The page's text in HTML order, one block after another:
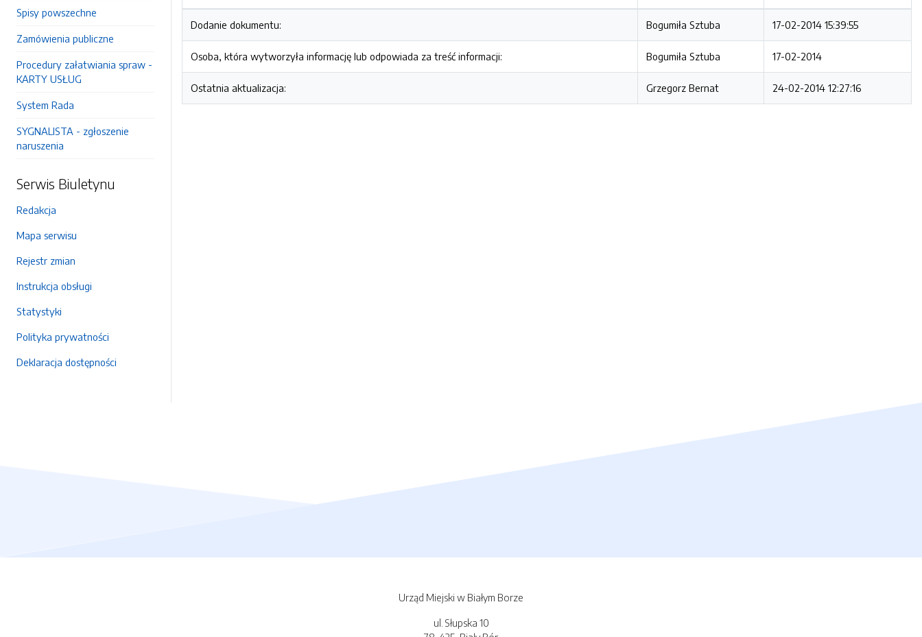
Spisy powszechne
Zamówienia publiczne
Procedury załatwiania spraw -
KARTY USŁUG
System Rada
SYGNALISTA - zgłoszenie
naruszenia
Serwis Biuletynu
Redakcja
Mapa serwisu
Rejestr zmian
Instrukcja obsługi
Statystyki
Polityka prywatności
Deklaracja dostępności
Dodanie dokumentu: Bogumiła Sztuba 17-02-2014 15:39:55
Osoba, która wytworzyła informację lub odpowiada za treść informacji: Bogumiła Sztuba 17-02-2014
Ostatnia aktualizacja: Grzegorz Bernat 24-02-2014 12:27:16
Urząd Miejski w Białym Borze
ul. Słupska 10